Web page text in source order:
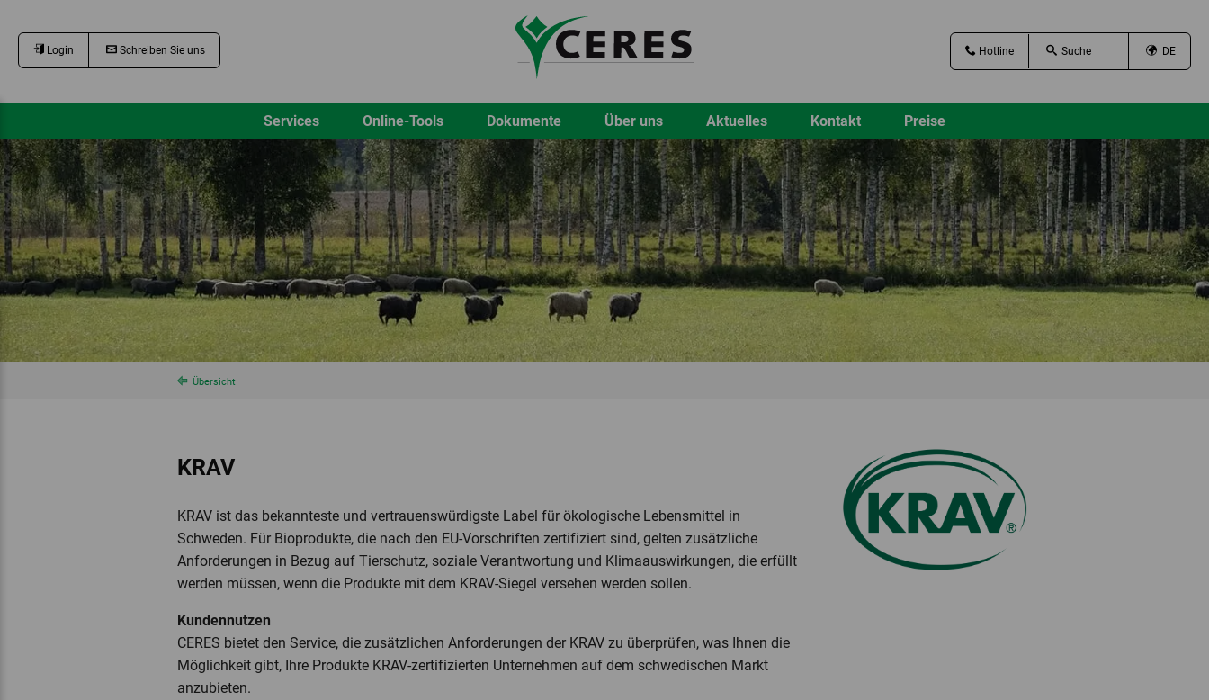
Login Schreiben Sie uns Hotline DE
Services Online-Tools Dokumente Über uns Aktuelles Kontakt Preise
Übersicht
KRAV
KRAV ist das bekannteste und vertrauenswürdigste Label für ökologische Lebensmittel in
Schweden. Für Bioprodukte, die nach den EU-Vorschriften zertifiziert sind, gelten zusätzliche
Anforderungen in Bezug auf Tierschutz, soziale Verantwortung und Klimaauswirkungen, die erfüllt
werden müssen, wenn die Produkte mit dem KRAV-Siegel versehen werden sollen.
Kundennutzen
CERES bietet den Service, die zusätzlichen Anforderungen der KRAV zu überprüfen, was Ihnen die
Möglichkeit gibt, Ihre Produkte KRAV-zertifizierten Unternehmen auf dem schwedischen Markt
anzubieten.